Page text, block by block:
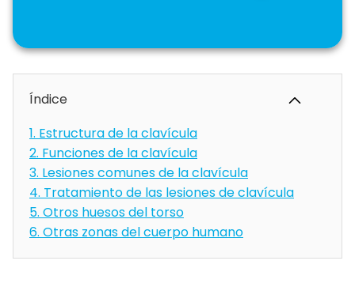
Índice
1. Estructura de la clavícula
2. Funciones de la clavícula
3. Lesiones comunes de la clavícula
4. Tratamiento de las lesiones de clavícula
5. Otros huesos del torso
6. Otras zonas del cuerpo humano